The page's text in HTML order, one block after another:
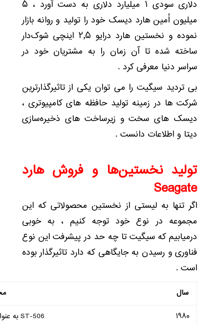
دلاری سودی ۱ میلیارد دلاری به دست آورد ، ۵
میلیون اُمین هارد دیسک خود را تولید و روانه بازار
نموده و نخستین هارد درایو ۲٫۵ اینچی شوک‌دار
ساخته شده تا آن زمان را به مشتریان خود در
سراسر دنیا معرفی کرد .
بی تردید سیگیت را می توان یکی از تاثیرگذارترین
شرکت ها در زمینه تولید حافظه های کامپیوتری ،
دیسک های سخت و زیرساخت های ذخیره‌سازی
دیتا و اطلاعات دانست .
تولید نخستین‌ها و فروش هارد
Seagate
اگر تنها به لیستی از نخستین محصولاتی که این
مجموعه در نوع خود توجه کنیم ، به خوبی
درمیابیم که سیگیت تا چه حد در پیشرفت این نوع
فناوری و رسیدن به جایگاهی که دارد تاثیرگذار بوده
است .
سال
۱۹۸۰
ST-506 به عنوان نخستین HDD 5.25 اینچی